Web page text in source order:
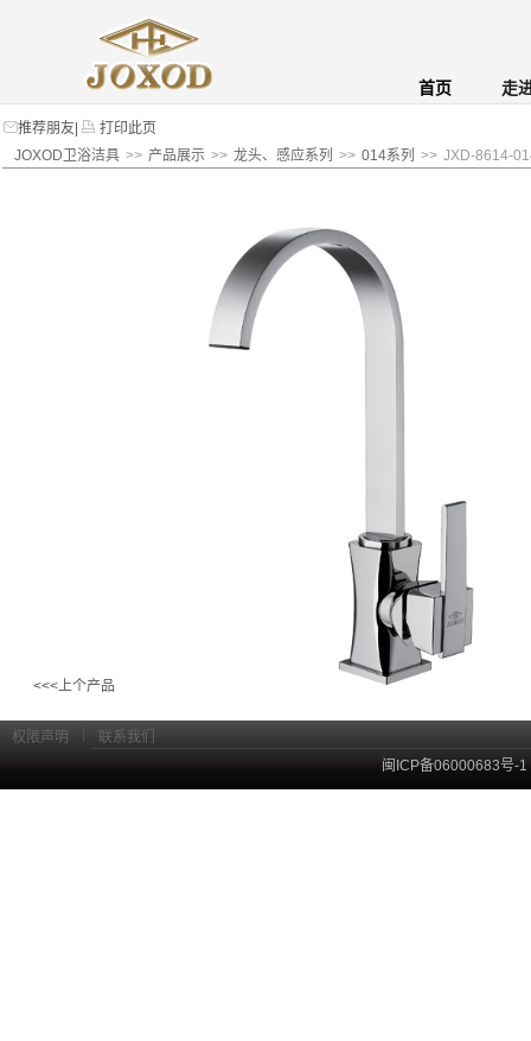
首页 走
推荐朋友
打印此页
JOXOD卫浴洁具 >> 产品展示 >> 龙头、感应系列 >> 014系列 >> JXD-8614-
<<<上个产品
权限声明
联系我们
闽ICP备06000683号-1